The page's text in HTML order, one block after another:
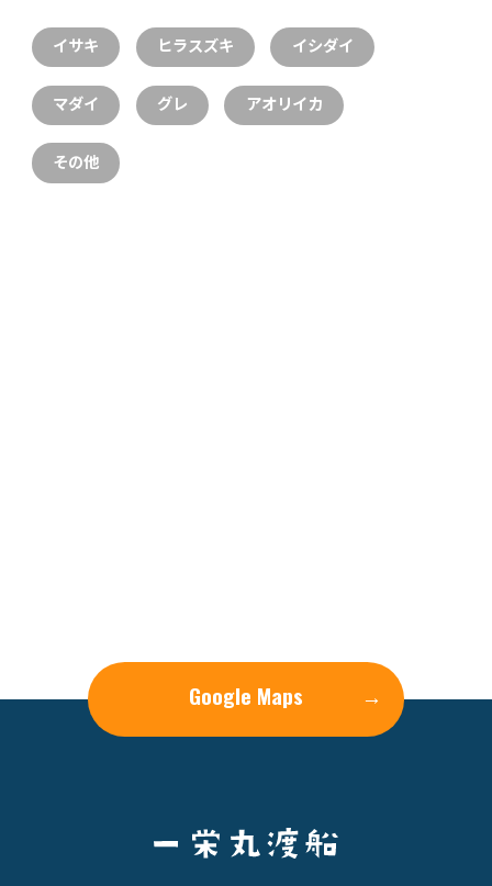
イサキ ヒラスズキ イシダイ
マダイ グレ アオリイカ
その他
Google Maps →